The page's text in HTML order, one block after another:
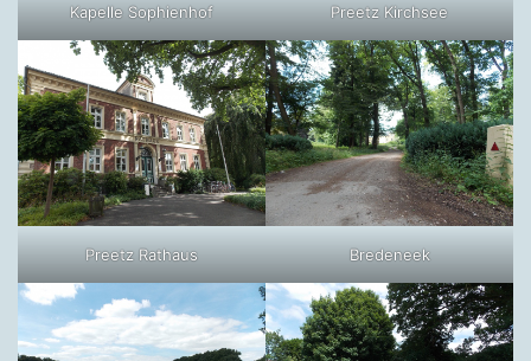
Kapelle Sophienhof Preetz Kirchsee
Preetz Rathaus Bredeneek